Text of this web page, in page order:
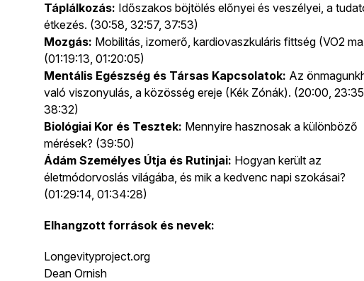
Táplálkozás: Időszakos böjtölés előnyei és veszélyei, a
étkezés. (30:58, 32:57, 37:53)
Mozgás: Mobilitás, izomerő, kardiovaszkuláris fittség (VO2
(01:19:13, 01:20:05)
Mentális Egészség és Társas Kapcsolatok: Az
való viszonyulás, a közösség ereje (Kék Zónák). (20:00,
38:32)
Biológiai Kor és Tesztek: Mennyire hasznosak a különböző
mérések? (39:50)
Ádám Személyes Útja és Rutinjai: Hogyan került az
életmódorvoslás világába, és mik a kedvenc napi szokásai?
(01:29:14, 01:34:28)
Elhangzott források és nevek:
Longevityproject.org
Dean Ornish